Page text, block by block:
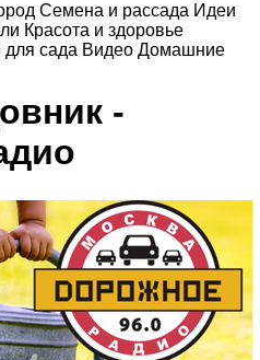
Семена и рассада Идеи
Красота и здоровье
для сада Видео Домашние
-